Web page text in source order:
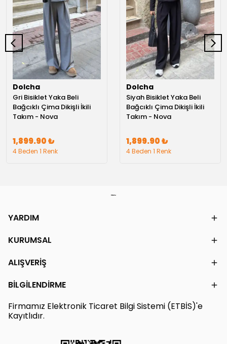
Dolcha
Gri Bisiklet Yaka Beli
Bağcıklı Çima Dikişli İkili
Takım - Nova
1,899.90 ₺
4 Beden 1 Renk
Dolcha
Siyah Bisiklet Yaka Beli
Bağcıklı Çima Dikişli İkili
Takım - Nova
1,899.90 ₺
4 Beden 1 Renk
YARDIM
KURUMSAL
ALIŞVERİŞ
BİLGİLENDİRME
Firmamız Elektronik Ticaret Bilgi Sistemi (ETBİS)'e
Kayıtlıdır.